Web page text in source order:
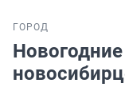
ГОРОД